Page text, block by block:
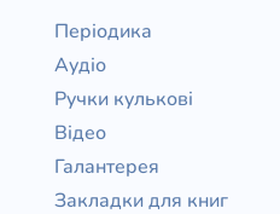
Періодика
Аудіо
Ручки кулькові
Відео
Галантерея
Закладки для книг